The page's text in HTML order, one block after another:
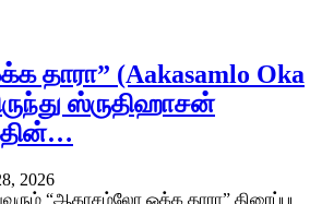
தாரா” (Aakasamlo Oka
ஸ்ருதிஹாசன்
2026
“ஆகாசம்லோ ஒக்க தாரா” திரைப்பட